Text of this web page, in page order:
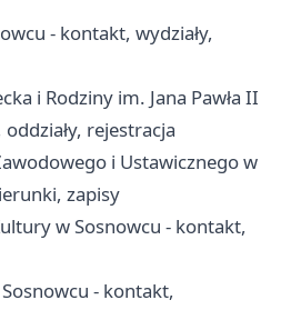
- kontakt, wydziały,
i Rodziny im. Jana Pawła II
rejestracja
i Ustawicznego w
zapisy
w Sosnowcu - kontakt,
- kontakt,